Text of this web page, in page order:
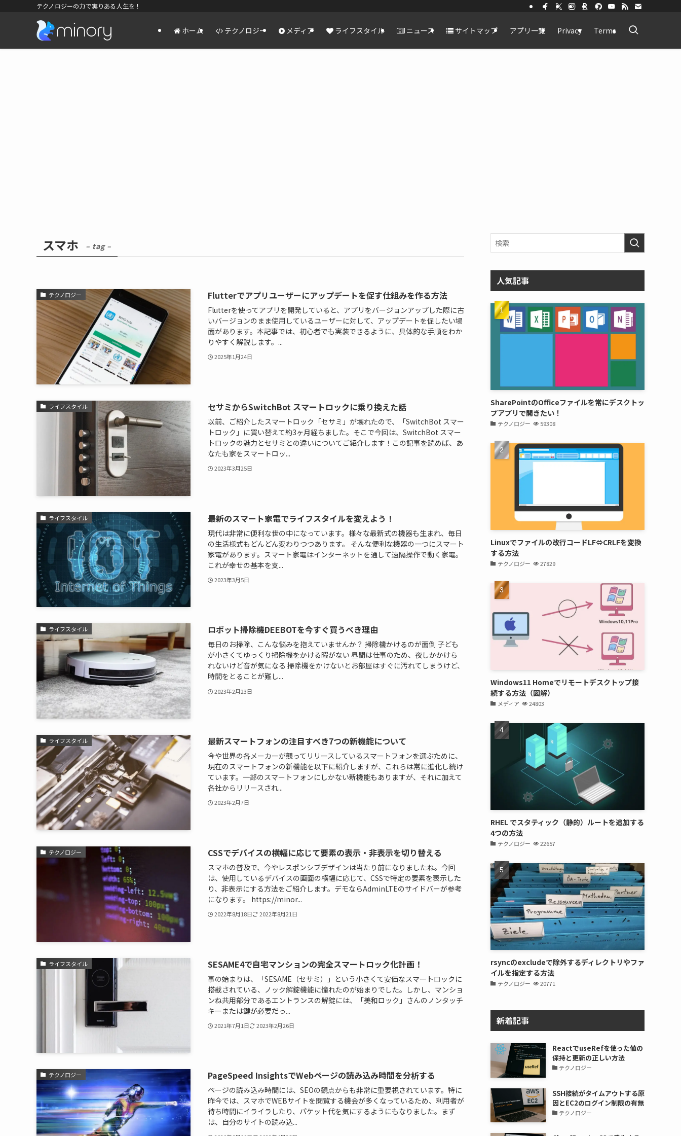
テクノロジーの力で実りある人生を！
ホーム テクノロジー メディア ライフスタイル ニュース サイトマップ アプリ一覧 Privacy Terms
スマホ – tag –
テクノロジー Flutterでアプリユーザーにアップデートを促す仕組みを作る方法
Flutterを使ってアプリを開発していると、アプリをバージョンアップした際に古
いバージョンのまま使用しているユーザーに対して、アップデートを促したい場
面があります。本記事では、初心者でも実装できるように、具体的な手順をわか
りやすく解説します。...
2025年1月24日
ライフスタイル セサミからSwitchBot スマートロックに乗り換えた話
以前、ご紹介したスマートロック「セサミ」が壊れたので、「SwitchBot スマー
トロック」に買い替えて約3ヶ月経ちました。そこで今回は、SwitchBot スマー
トロックの魅力とセサミとの違いについてご紹介します！この記事を読めば、あ
なたも家をスマートロッ...
2023年3月25日
ライフスタイル 最新のスマート家電でライフスタイルを変えよう！
現代は非常に便利な世の中になっています。様々な最新式の機器も生まれ、毎日
の生活様式もどんどん変わりつつあります。 そんな便利な機器の一つにスマート
家電があります。スマート家電はインターネットを通して遠隔操作で動く家電。
これが幸せの基本を支...
2023年3月5日
ライフスタイル ロボット掃除機DEEBOTを今すぐ買うべき理由
毎日のお掃除、こんな悩みを抱えていませんか？ 掃除機かけるのが面倒 子ども
が小さくてゆっくり掃除機をかける暇がない 昼間は仕事のため、夜しかかけら
れないけど音が気になる 掃除機をかけないとお部屋はすぐに汚れてしまうけど、
時間をとることが難し...
2023年2月23日
ライフスタイル 最新スマートフォンの注目すべき7つの新機能について
今や世界の各メーカーが競ってリリースしているスマートフォンを選ぶために、
現在のスマートフォンの新機能を以下に紹介しますが、これらは常に進化し続け
ています。一部のスマートフォンにしかない新機能もありますが、それに加えて
各社からリリースされ...
2023年2月7日
テクノロジー CSSでデバイスの横幅に応じて要素の表示・非表示を切り替える
スマホの普及で、今やレスポンシブデザインは当たり前になりましたね。今回
は、使用しているデバイスの画面の横幅に応じて、CSSで特定の要素を表示した
り、非表示にする方法をご紹介します。デモならAdminLTEのサイドバーが参考
になります。 https://minor...
2022年8月18日 2022年8月21日
ライフスタイル SESAME4で自宅マンションの完全スマートロック化計画！
事の始まりは、「SESAME（セサミ）」という小さくて安価なスマートロックに
搭載されている、ノック解錠機能に憧れたのが始まりでした。しかし、マンショ
ンね共用部分であるエントランスの解錠には、「美和ロック」さんのノンタッチ
キーまたは鍵が必要だっ...
2021年7月1日 2023年2月26日
テクノロジー PageSpeed InsightsでWebページの読み込み時間を分析する
ページの読み込み時間には、SEOの観点からも非常に重要視されています。特に
昨今では、スマホでWEBサイトを閲覧する機会が多くなっているため、利用者が
待ち時間にイライラしたり、パケット代を気にするようにもなりました。まず
は、自分のサイトの読み込...
人気記事
SharePointのOfficeファイルを常にデスクトッ
プアプリで開きたい！
テクノロジー 59308
Linuxでファイルの改行コードLF⇔CRLFを変換
する方法
テクノロジー 27829
Windows11 Homeでリモートデスクトップ接
続する方法（図解）
メディア 24803
RHEL でスタティック（静的）ルートを追加する
4つの方法
テクノロジー 22657
rsyncのexcludeで除外するディレクトリやファ
イルを指定する方法
テクノロジー 20771
新着記事
ReactでuseRefを使った値の
保持と更新の正しい方法
テクノロジー
SSH接続がタイムアウトする原
因とEC2のログイン制限の有無
テクノロジー